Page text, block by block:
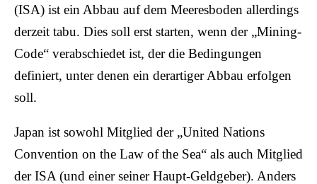
(ISA) ist ein Abbau auf dem Meeresboden allerdings
derzeit tabu. Dies soll erst starten, wenn der „Mining-
Code“ verabschiedet ist, der die Bedingungen
definiert, unter denen ein derartiger Abbau erfolgen
soll.
Japan ist sowohl Mitglied der „United Nations
Convention on the Law of the Sea“ als auch Mitglied
der ISA (und einer seiner Haupt-Geldgeber). Anders